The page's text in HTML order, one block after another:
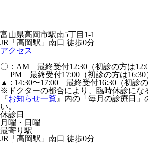
富山県高岡市駅南5丁目1-1
JR「高岡駅」南口 徒歩0分
アクセス
〇：AM 最終受付12:30（初診の方は
PM 最終受付17:00（初診の方は16:30
▲ : 14:30〜17:00 最終受付16:30（初診の
※ドクターの都合により、臨時休診にな
『お知らせ一覧 』内の「毎月の診療日」
い。
休診日
月曜・日曜
最寄り駅
JR「高岡駅」南口 徒歩0分